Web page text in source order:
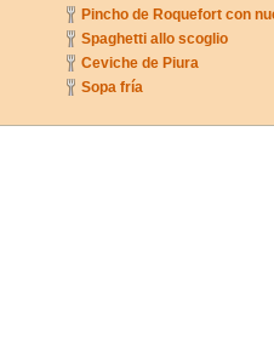
Pincho de Roquefort con
Spaghetti allo scoglio
Ceviche de Piura
Sopa fría